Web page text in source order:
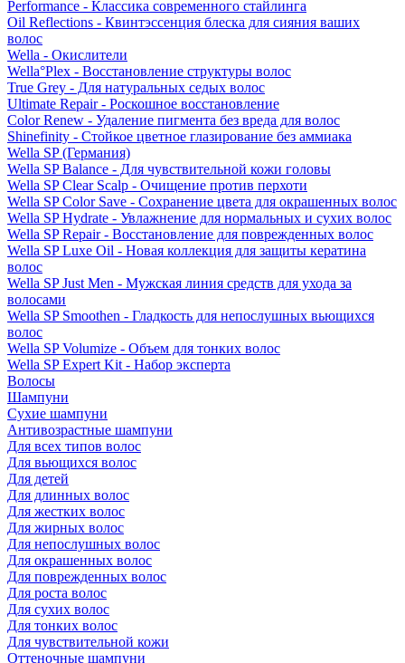
Performance - Классика современного стайлинга
Oil Reflections - Квинтэссенция блеска для сияния ваших
волос
Wella - Окислители
Wella°Plex - Восстановление структуры волос
True Grey - Для натуральных седых волос
Ultimate Repair - Роскошное восстановление
Color Renew - Удаление пигмента без вреда для волос
Shinefinity - Стойкое цветное глазирование без аммиака
Wella SP (Германия)
Wella SP Balance - Для чувствительной кожи головы
Wella SP Clear Scalp - Очищение против перхоти
Wella SP Color Save - Сохранение цвета для окрашенных волос
Wella SP Hydrate - Увлажнение для нормальных и сухих волос
Wella SP Repair - Восстановление для поврежденных волос
Wella SP Luxe Oil - Новая коллекция для защиты кератина
волос
Wella SP Just Men - Мужская линия средств для ухода за
волосами
Wella SP Smoothen - Гладкость для непослушных вьющихся
волос
Wella SP Volumize - Объем для тонких волос
Wella SP Expert Kit - Набор эксперта
Волосы
Шампуни
Сухие шампуни
Антивозрастные шампуни
Для всех типов волос
Для вьющихся волос
Для детей
Для длинных волос
Для жестких волос
Для жирных волос
Для непослушных волос
Для окрашенных волос
Для поврежденных волос
Для роста волос
Для сухих волос
Для тонких волос
Для чувствительной кожи
Оттеночные шампуни